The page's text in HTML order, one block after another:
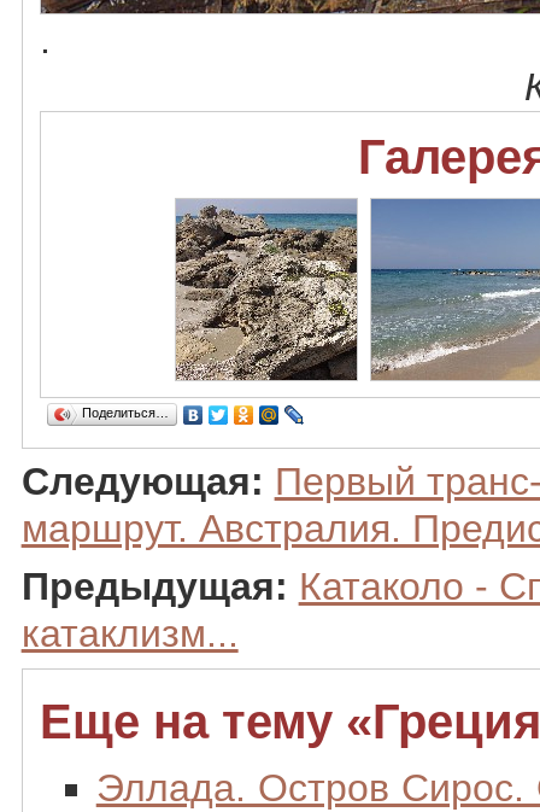
.
Поделиться…
Следующая: Первый
маршрут. Австралия.
Предыдущая: Катаколо -
катаклизм...
Еще на тему
Эллада. Остров